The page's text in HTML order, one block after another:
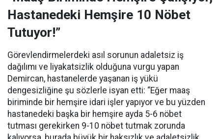
Hastanedeki Hemşire 10 Nöbet
Tutuyor!”
Görevlendirmelerdeki asıl sorunun adaletsiz iş
dağılımı ve liyakatsizlik olduğuna vurgu yapan
Demircan, hastanelerde yaşanan iş yükü
dengesizliğine şu sözlerle isyan etti: “Eğer maaş
biriminde bir hemşire idari işler yapıyor ve bu yüzden
hastanedeki başka bir hemşire ayda 5-6 nöbet
tutması gerekirken 9-10 nöbet tutmak zorunda